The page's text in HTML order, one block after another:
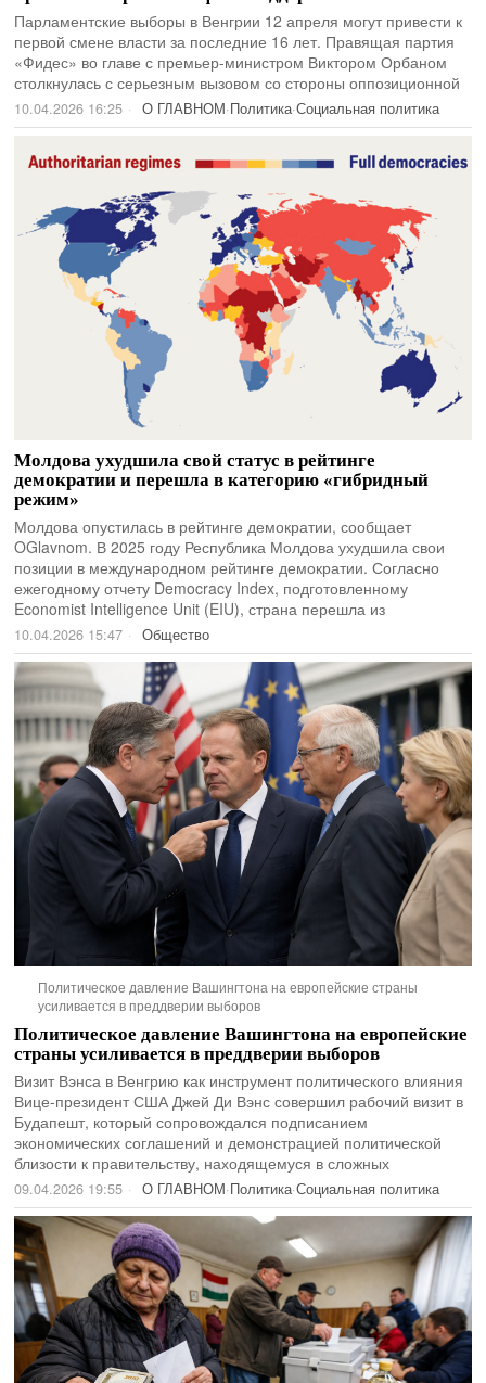
Парламентские выборы в Венгрии 12 апреля могут привести к
первой смене власти за последние 16 лет. Правящая партия
«Фидес» во главе с премьер-министром Виктором Орбаном
столкнулась с серьезным вызовом со стороны оппозиционной
10.04.2026 16:25 О ГЛАВНОМ·Политика·Социальная политика
Молдова ухудшила свой статус в рейтинге
демократии и перешла в категорию «гибридный
режим»
Молдова опустилась в рейтинге демократии, сообщает
OGlavnom. В 2025 году Республика Молдова ухудшила свои
позиции в международном рейтинге демократии. Согласно
ежегодному отчету Democracy Index, подготовленному
Economist Intelligence Unit (EIU), страна перешла из
10.04.2026 15:47 Общество
Политическое давление Вашингтона на европейские страны
усиливается в преддверии выборов
Политическое давление Вашингтона на европейские
страны усиливается в преддверии выборов
Визит Вэнса в Венгрию как инструмент политического влияния
Вице-президент США Джей Ди Вэнс совершил рабочий визит в
Будапешт, который сопровождался подписанием
экономических соглашений и демонстрацией политической
близости к правительству, находящемуся в сложных
09.04.2026 19:55 О ГЛАВНОМ·Политика·Социальная политика